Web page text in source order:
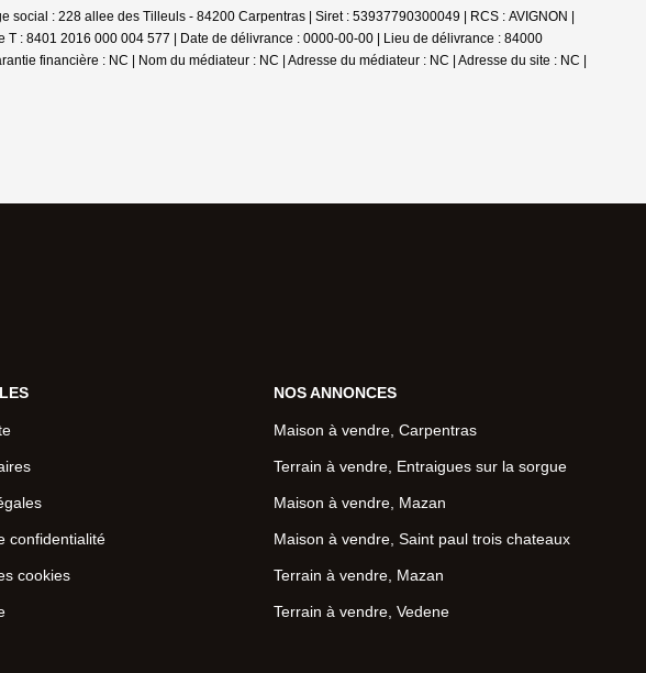
: 228 allee des Tilleuls - 84200 Carpentras | Siret : 53937790300049 | RCS : AVIGNON |
T : 8401 2016 000 004 577 | Date de délivrance : 0000-00-00 | Lieu de délivrance : 84000
financière : NC | Nom du médiateur : NC | Adresse du médiateur : NC | Adresse du site : NC |
confidentialité
cookies
NOS ANNONCES
Maison à vendre, Carpentras
Terrain à vendre, Entraigues sur la sorgue
Maison à vendre, Mazan
Maison à vendre, Saint paul trois chateaux
Terrain à vendre, Mazan
Terrain à vendre, Vedene